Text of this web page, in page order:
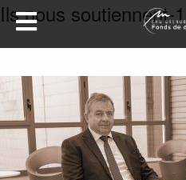
DEVENEZ MÉCÈNES
NOS PROJETS
ILS NOUS SOUTIENNENT
FAIRE UN DON
Ils nous soutiennent-1